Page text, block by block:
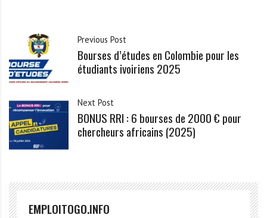
Previous Post
Bourses d’études en Colombie pour les
étudiants ivoiriens 2025
Next Post
BONUS RRI : 6 bourses de 2000 € pour
chercheurs africains (2025)
EMPLOITOGO.INFO